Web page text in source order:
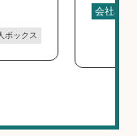
ボックス
会社名